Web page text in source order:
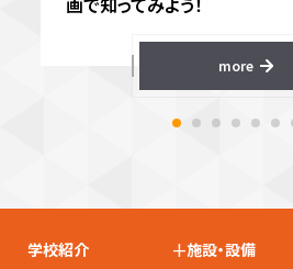
more
学校紹介 +施設・設備